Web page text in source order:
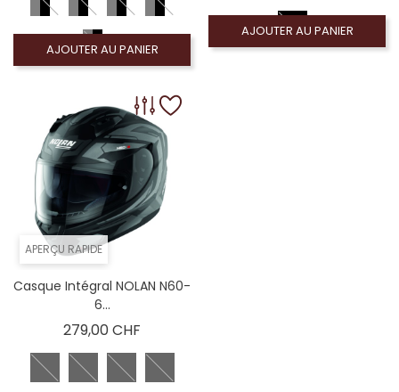
AJOUTER AU PANIER
AJOUTER AU PANIER
APERÇU RAPIDE
Casque Intégral NOLAN N60-
6...
279,00 CHF